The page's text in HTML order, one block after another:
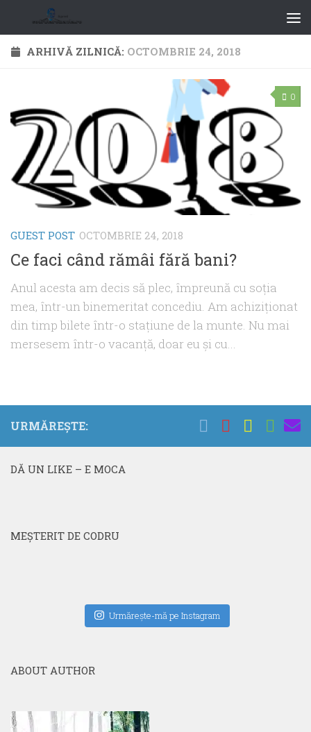
ARHIVĂ ZILNICĂ: OCTOMBRIE 24, 2018
0
GUEST POST OCTOMBRIE 24, 2018
Ce faci când rămâi fără bani?
Anul acesta am decis să plec, împreună cu soţia
mea, într-un binemeritat concediu. Am achiziţionat
din timp bilete într-o staţiune de la munte. Nu mai
mersesem într-o vacanţă, doar eu şi cu...
URMĂREȘTE:
DĂ UN LIKE – E MOCA
MEŞTERIT DE CODRU
Urmăreşte-mă pe Instagram
ABOUT AUTHOR